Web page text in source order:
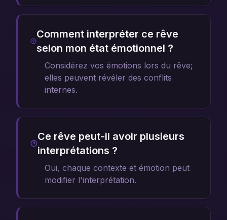
Comment interpréter ce rêve
selon mon état émotionnel ?
Considérez vos émotions lors du rêve;
elles peuvent révéler des conflits
internes.
Ce rêve peut-il avoir plusieurs
interprétations ?
Oui, chaque contexte et émotion peut
modifier l'interprétation.